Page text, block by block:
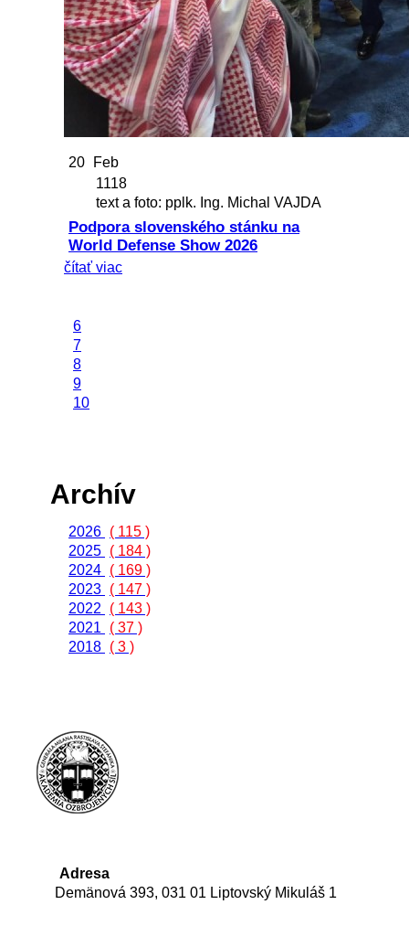
20
Feb
1118
text a foto: pplk. Ing. Michal VAJDA
Podpora slovenského stánku na
World Defense Show 2026
čítať viac
6
7
8
9
10
Archív
2026 ( 115 )
2025 ( 184 )
2024 ( 169 )
2023 ( 147 )
2022
( 143 )
2021
( 37 )
2018 ( 3 )
Adresa
Demänová 393, 031 01 Liptovský Mikuláš 1